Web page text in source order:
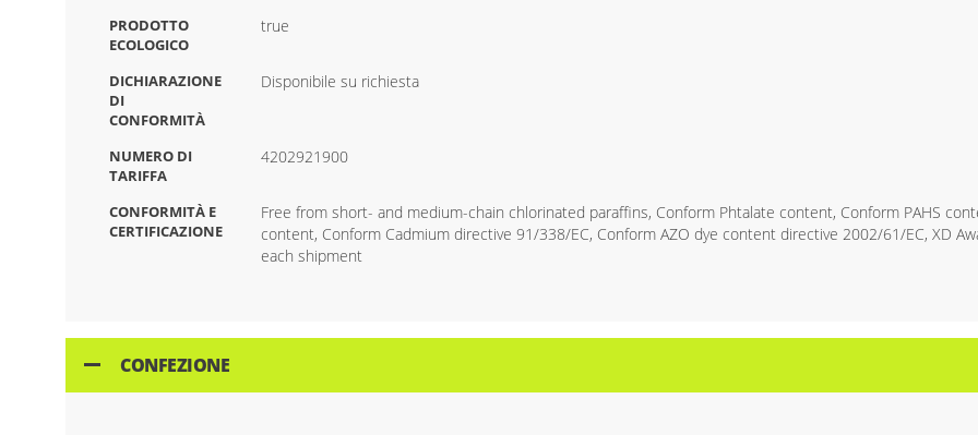
PRODOTTO
ECOLOGICO
true
DICHIARAZIONE
DI
CONFORMITÀ
Disponibile su richiesta
NUMERO DI
TARIFFA
4202921900
CONFORMITÀ E
CERTIFICAZIONE
Free from short- and medium-chain chlorinated paraffins, Conform Phtalate content, Conform PAHS
content, Conform Cadmium directive 91/338/EC, Conform AZO dye content directive 2002/61/EC, XD
each shipment
CONFEZIONE